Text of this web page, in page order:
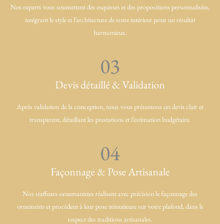
Nos experts vous soumettent des esquisses et des propositions personnalisées,
intégrant le style et l’architecture de votre intérieur pour un résultat
harmonieux.
03
Devis détaillé & Validation
Après validation de la conception, nous vous présentons un devis clair et
transparent, détaillant les prestations et l’estimation budgétaire.
04
Façonnage & Pose Artisanale
Nos staffeurs-ornemanistes réalisent avec précision le façonnage des
ornements et procèdent à leur pose minutieuse sur votre plafond, dans le
respect des traditions artisanales.